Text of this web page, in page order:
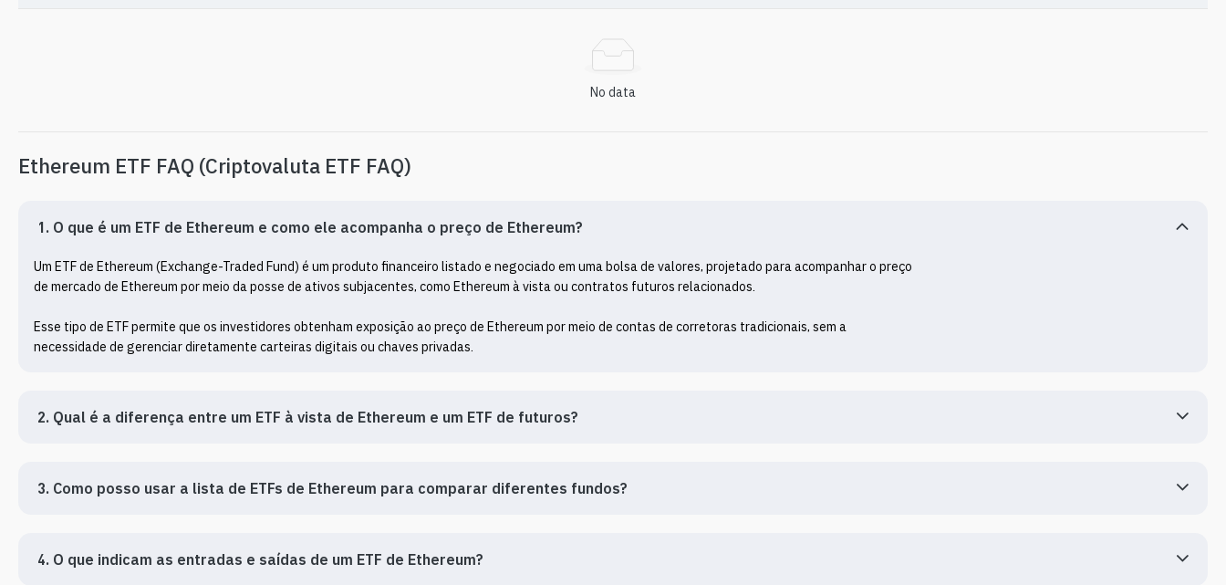
No data
Ethereum ETF FAQ (Criptovaluta ETF FAQ)
1. O que é um ETF de Ethereum e como ele acompanha o preço de Ethereum?
Um ETF de Ethereum (Exchange-Traded Fund) é um produto financeiro listado e negociado em uma bolsa de valores, projetado para acompanhar o preço
de mercado de Ethereum por meio da posse de ativos subjacentes, como Ethereum à vista ou contratos futuros relacionados.
Esse tipo de ETF permite que os investidores obtenham exposição ao preço de Ethereum por meio de contas de corretoras tradicionais, sem a
necessidade de gerenciar diretamente carteiras digitais ou chaves privadas.
2. Qual é a diferença entre um ETF à vista de Ethereum e um ETF de futuros?
3. Como posso usar a lista de ETFs de Ethereum para comparar diferentes fundos?
4. O que indicam as entradas e saídas de um ETF de Ethereum?